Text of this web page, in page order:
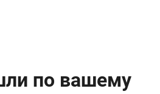
по вашему